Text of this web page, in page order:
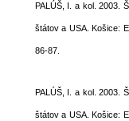
PALÚŠ, I. a kol. 2003.
štátov a USA. Košice:
86-87.
PALÚŠ, I. a kol. 2003.
štátov a USA. Košice: